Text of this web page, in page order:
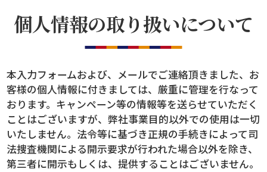
個人情報の取り扱いについて
本入力フォームおよび、メールでご連絡頂きました、お
客様の個人情報に付きましては、厳重に管理を行なって
おります。キャンペーン等の情報等を送らせていただく
ことはございますが、弊社事業目的以外での使用は一切
いたしません。法令等に基づき正規の手続きによって司
法捜査機関による開示要求が行われた場合以外を除き、
第三者に開示もしくは、提供することはございません。